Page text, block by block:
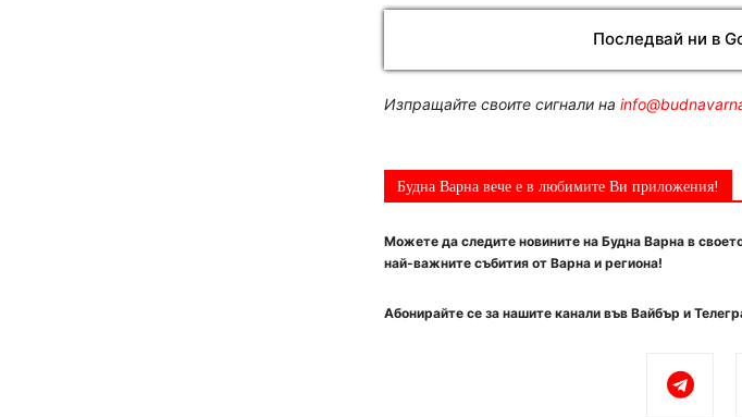
Последвай ни в
Изпращайте своите сигнали на
Будна Варна вече е в любимите Ви приложения!
Можете да следите новините на Будна Варна в
най-важните събития от Варна и региона!
Абонирайте се за нашите канали във Вайбър и